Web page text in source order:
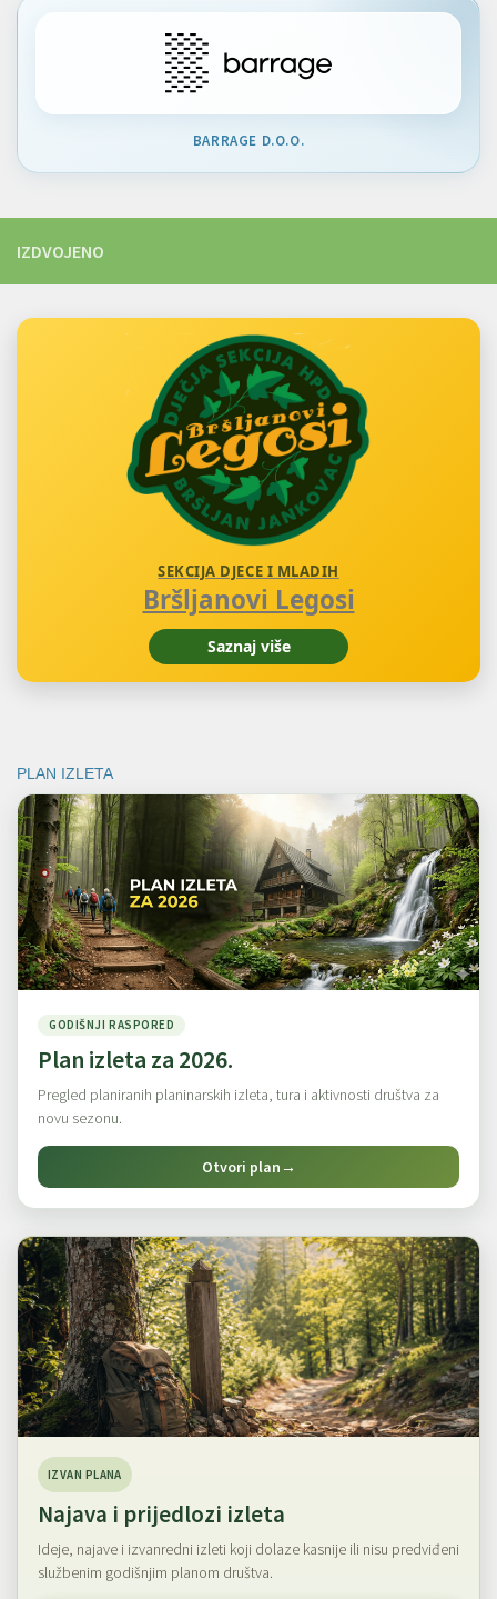
BARRAGE D.O.O.
IZDVOJENO
SEKCIJA DJECE I MLADIH
Bršljanovi Legosi
Saznaj više
PLAN IZLETA
GODIŠNJI RASPORED
Plan izleta za 2026.
Pregled planiranih planinarskih izleta, tura i aktivnosti društva za
novu sezonu.
Otvori plan→
IZVAN PLANA
Najava i prijedlozi izleta
Ideje, najave i izvanredni izleti koji dolaze kasnije ili nisu predviđeni
službenim godišnjim planom društva.